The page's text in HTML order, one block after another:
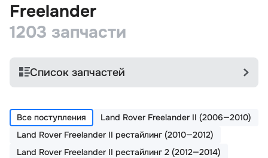
Freelander
1203 запчасти
Список запчастей
Все поступления
Land Rover Freelander II (2006—2010)
Land Rover Freelander II рестайлинг (2010—2012)
Land Rover Freelander II рестайлинг 2 (2012—2014)